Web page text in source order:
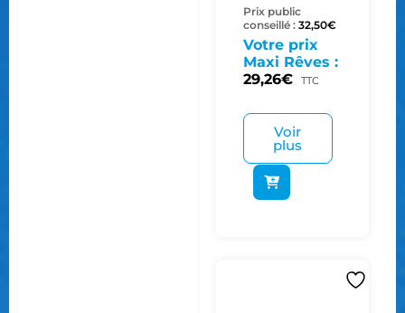
Prix public
conseillé : 32,50€
Votre prix
Maxi Rêves :
29,26€ TTC
Voir
plus